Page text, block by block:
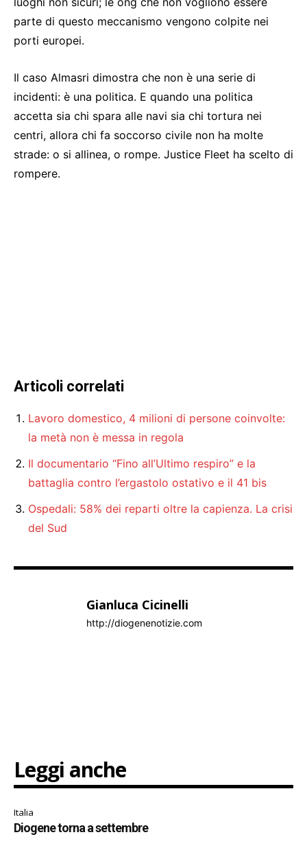
parte di questo meccanismo vengono colpite nei
porti europei.
Il caso Almasri dimostra che non è una serie di
incidenti: è una politica. E quando una politica
accetta sia chi spara alle navi sia chi tortura nei
centri, allora chi fa soccorso civile non ha molte
strade: o si allinea, o rompe. Justice Fleet ha scelto di
rompere.
Articoli correlati
Lavoro domestico, 4 milioni di persone coinvolte:
la metà non è messa in regola
Il documentario “Fino all’Ultimo respiro” e la
battaglia contro l’ergastolo ostativo e il 41 bis
Ospedali: 58% dei reparti oltre la capienza. La crisi
del Sud
Gianluca Cicinelli
http://diogenenotizie.com
Leggi anche
Italia
Diogene torna a settembre